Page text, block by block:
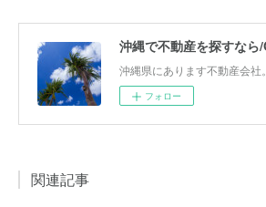
沖縄県にあります不動産会社。
フォロー
関連記事